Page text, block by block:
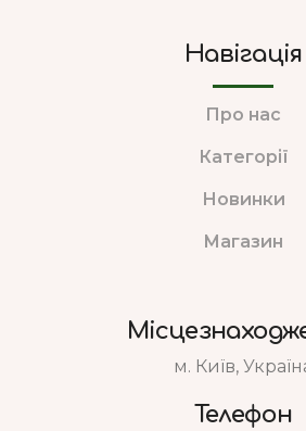
Навігація
Про нас
Категорії
Новинки
Магазин
м. Київ,
Телефон